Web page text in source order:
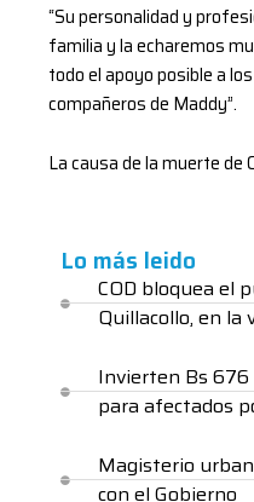
“Su personalidad y
familia y la echaremos
todo el apoyo posible a
compañeros de Maddy”.
La causa de la muerte de
Lo más leido
COD bloquea el
Quillacollo, en la
Invierten Bs 676
para afectados
Magisterio
con el Gobierno